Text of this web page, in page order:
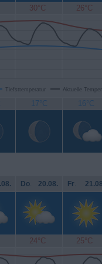
30°C 26°C
Tiefsttemperatur Aktuelle
17°C 16°C
Do. 20.08. Fr.
24°C 25°C